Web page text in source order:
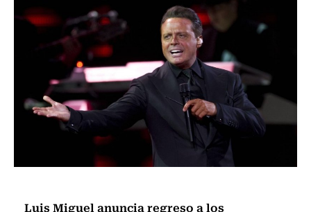
Luis Miguel anuncia regreso a los